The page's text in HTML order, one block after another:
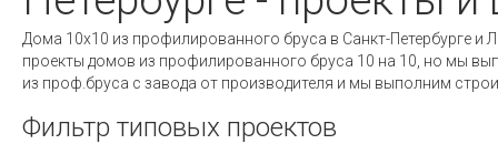
Дома 10х10 из профилированного бруса в Санкт-Петербурге
проекты домов из профилированного бруса 10 на 10, но мы
из проф.бруса с завода от производителя и мы выполним
Фильтр типовых проектов